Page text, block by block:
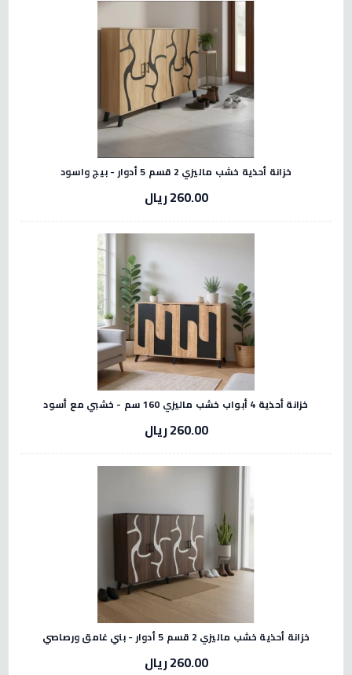
خزانة أحذية خشب ماليزي 2 قسم 5 أدوار - بيج واسود
260.00 ريال
خزانة أحذية 4 أبواب خشب ماليزي 160 سم - خشبي مع أسود
260.00 ريال
خزانة أحذية خشب ماليزي 2 قسم 5 أدوار - بني غامق ورصاصي
260.00 ريال